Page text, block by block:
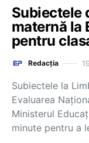
Subiectele
maternă la
pentru
Redacția
Subiectele la
Evaluarea
Ministerul
minute pentru a